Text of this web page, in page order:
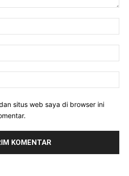
situs web saya di browser ini